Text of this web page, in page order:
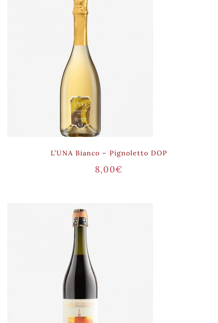
L’UNA Bianco – Pignoletto DOP
8,00€